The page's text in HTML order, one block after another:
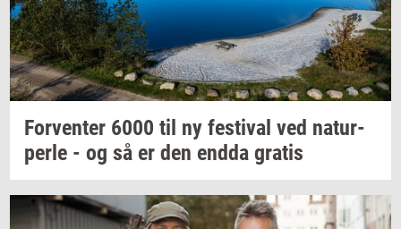
For­ven­ter 6000 til ny festi­val ved na­tur­
per­le - og så er den endda gra­tis